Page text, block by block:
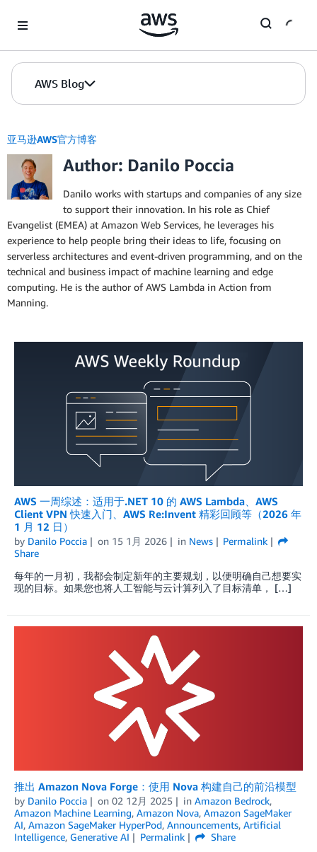
AWS Blog
亚马逊AWS官方博客
Author: Danilo Poccia
Danilo works with startups and companies of any size
to support their innovation. In his role as Chief
Evangelist (EMEA) at Amazon Web Services, he leverages his
experience to help people bring their ideas to life, focusing on
serverless architectures and event-driven programming, and on the
technical and business impact of machine learning and edge
computing. He is the author of AWS Lambda in Action from
Manning.
AWS 一周综述：适用于.NET 10 的 AWS Lambda、AWS
Client VPN 快速入门、AWS Re:Invent 精彩回顾等（2026 年
1 月 12 日）
by Danilo Poccia on 15 1月 2026 in News
Permalink
Share
每年的一月初，我都会制定新年的主要规划，以便明确自己想要实
现的目标。如果您也将人工智能与云计算列入了目标清单， […]
推出 Amazon Nova Forge：使用 Nova 构建自己的前沿模型
by Danilo Poccia on 02 12月 2025 in Amazon Bedrock,
Amazon Machine Learning, Amazon Nova, Amazon SageMaker
AI, Amazon SageMaker HyperPod, Announcements, Artificial
Intelligence, Generative AI Permalink
Share